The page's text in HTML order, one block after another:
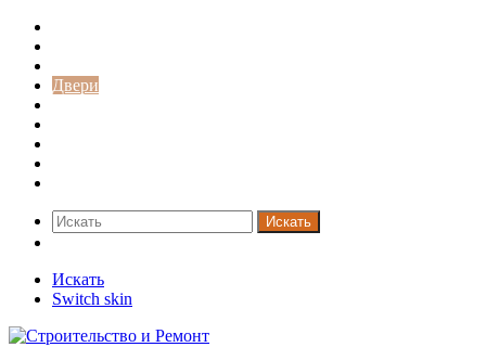
Двери
Искать
Искать
Switch skin